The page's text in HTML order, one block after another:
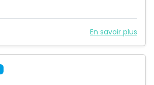
En savoir plus